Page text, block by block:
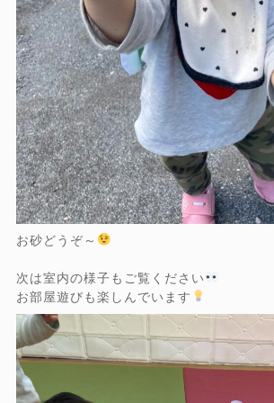
お砂どうぞ～
次は室内の様子もご覧ください
お部屋遊びも楽しんでいます